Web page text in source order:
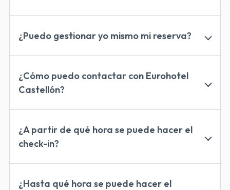
¿Puedo gestionar yo mismo mi reserva?
Castellón
mi reserva
¿Cómo puedo contactar con Eurohotel
Castellón?
formulario
contacto
reservas@eurohotelcastello.com
¿A partir de qué hora se puede hacer el
check-in?
partir de las 14:00h
¿Hasta qué hora se puede hacer el